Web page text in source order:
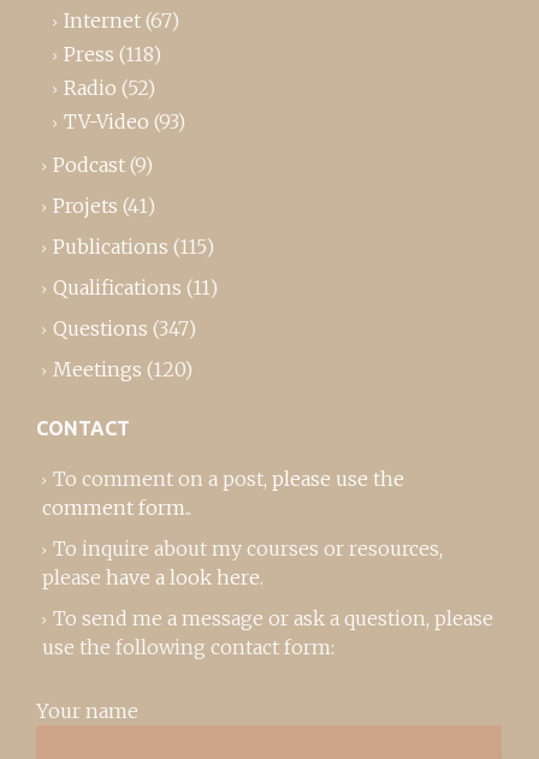
Internet (67)
Press (118)
Radio (52)
TV-Video (93)
Podcast (9)
Projets (41)
Publications (115)
Qualifications (11)
Questions (347)
Meetings (120)
CONTACT
To comment on a post, please use the
comment form..
To inquire about my courses or resources,
please have a look here.
To send me a message or ask a question, please
use the following contact form:
Your name